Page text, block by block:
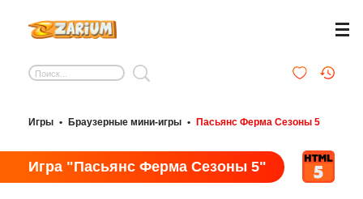
Игры • Браузерные мини-игры • Пасьянс Ферма Сезоны 5
Игра "Пасьянс Ферма Сезоны 5"